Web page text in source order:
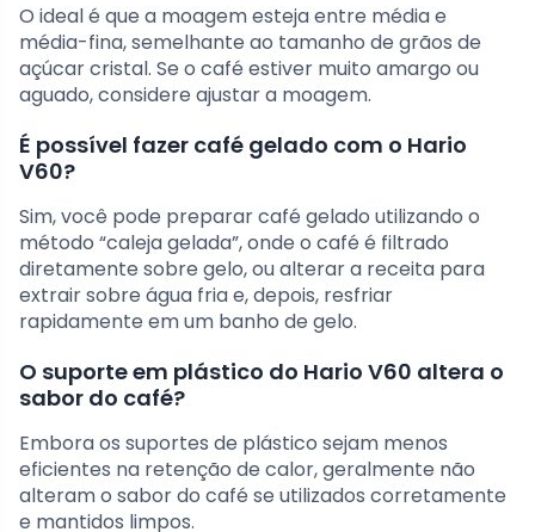
O ideal é que a moagem esteja entre média e
média-fina, semelhante ao tamanho de grãos de
açúcar cristal. Se o café estiver muito amargo ou
aguado, considere ajustar a moagem.
É possível fazer café gelado com o Hario
V60?
Sim, você pode preparar café gelado utilizando o
método “caleja gelada”, onde o café é filtrado
diretamente sobre gelo, ou alterar a receita para
extrair sobre água fria e, depois, resfriar
rapidamente em um banho de gelo.
O suporte em plástico do Hario V60 altera o
sabor do café?
Embora os suportes de plástico sejam menos
eficientes na retenção de calor, geralmente não
alteram o sabor do café se utilizados corretamente
e mantidos limpos.